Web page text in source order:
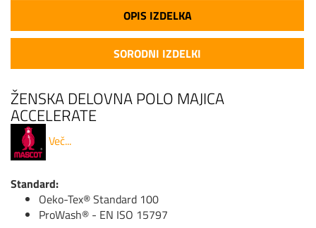
OPIS IZDELKA
SORODNI IZDELKI
ŽENSKA DELOVNA POLO MAJICA
ACCELERATE
Več...
Standard:
Oeko-Tex® Standard 100
ProWash® - EN ISO 15797